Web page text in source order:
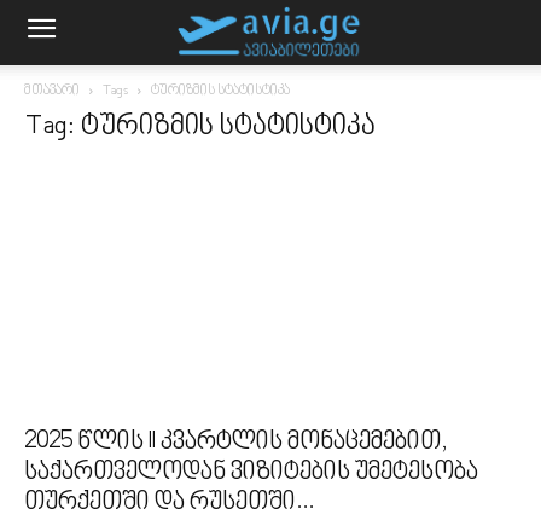
მთავარი Tags ტურიზმის სტატისტიკა
Tag: ტურიზმის სტატისტიკა
2025 წლის II კვარტლის მონაცემებით,
საქართველოდან ვიზიტების უმეტესობა
თურქეთში და რუსეთში...